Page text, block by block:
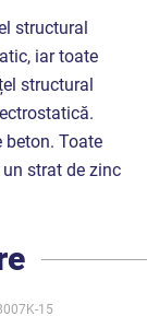
structural
iar toate
structural
beton. Toate
strat de zinc
15